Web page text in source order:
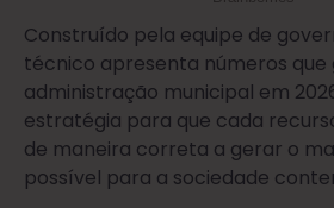
Construído pela equipe de
técnico apresenta números que
administração municipal em
estratégia para que cada
de maneira correta a gerar o
possível para a sociedade